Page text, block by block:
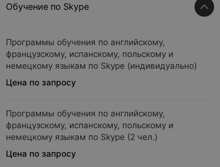
Обучение по Skype
Программы обучения по английскому,
французскому, испанскому, польскому и
немецкому языкам по Skype (индивидуально)
Цена по запросу
Программы обучения по английскому,
французскому, испанскому, польскому и
немецкому языкам по Skype (2 чел.)
Цена по запросу